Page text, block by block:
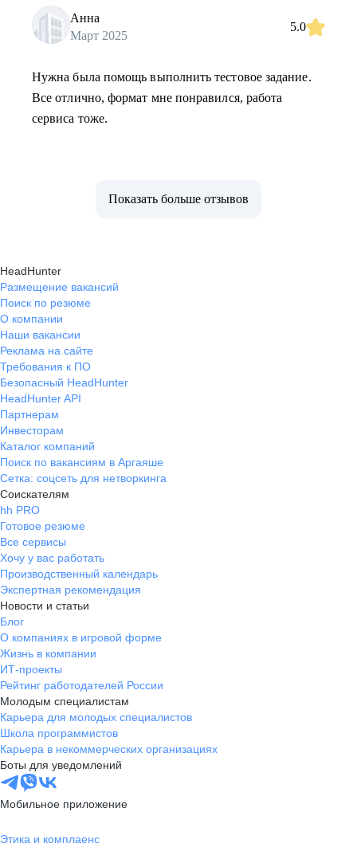
Анна
Март 2025
5.0
Нужна была помощь выполнить тестовое задание.
Все отлично, формат мне понравился, работа
сервиса тоже.
Показать больше отзывов
HeadHunter
Размещение вакансий
Поиск по резюме
О компании
Наши вакансии
Реклама на сайте
Требования к ПО
Безопасный HeadHunter
HeadHunter API
Партнерам
Инвесторам
Каталог компаний
Поиск по вакансиям в Аргаяше
Сетка: соцсеть для нетворкинга
Соискателям
hh PRO
Готовое резюме
Все сервисы
Хочу у вас работать
Производственный календарь
Экспертная рекомендация
Новости и статьи
Блог
О компаниях в игровой форме
Жизнь в компании
ИТ-проекты
Рейтинг работодателей России
Молодым специалистам
Карьера для молодых специалистов
Школа программистов
Карьера в некоммерческих организациях
Боты для уведомлений
Мобильное приложение
Этика и комплаенс